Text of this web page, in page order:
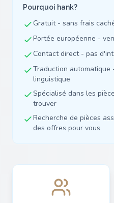
Pourquoi hank?
Gratuit - sans frais
Portée européenne -
Contact direct - pas
Traduction automatique
linguistique
Spécialisé dans les
trouver
Recherche de pièces
des offres pour vous